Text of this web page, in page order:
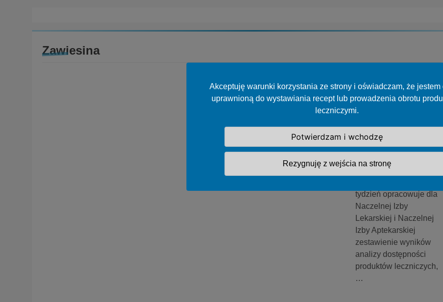
Akceptuję warunki korzystania ze strony i oświadczam, że jestem
uprawnioną do wystawiania recept lub prowadzenia obrotu
leczniczymi.
Potwierdzam i wchodzę
Rezygnuję z wejścia na stronę
Zawiesina
BRANŻA: FARMACJA BRANŻA: MEDYCYNA
Problem z
dostępnością
antybiotyku w
jak długo
potrwa?
Główny Inspektorat
tydzień opracowuje dla
Naczelnej Izby
Lekarskiej i Naczelnej
Izby Aptekarskiej
zestawienie wyników
analizy dostępności
produktów leczniczych,
…